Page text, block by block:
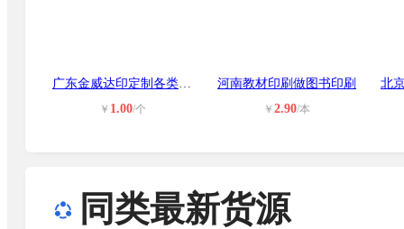
广东金威达印定制各类彩盒包装盒
￥ 1.00/个
河南教材印刷做图书印刷
￥ 2.90/本
同类最新货源